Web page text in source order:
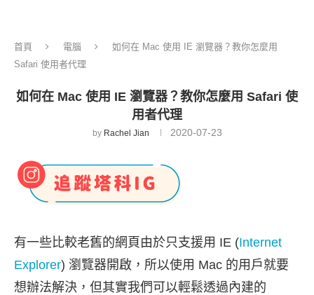
首頁 電腦
如何在 Mac 使用 IE 瀏覽器？教你怎麼用
Safari 使用者代理
如何在 Mac 使用 IE 瀏覽器？教你怎麼用 Safari 使
用者代理
by Rachel Jian 2020-07-23
有一些比較老舊的網頁由於只支援用 IE (Internet
Explorer) 瀏覽器開啟，所以使用 Mac 的用戶就要
想辦法解決，但其實我們可以輕鬆透過內建的